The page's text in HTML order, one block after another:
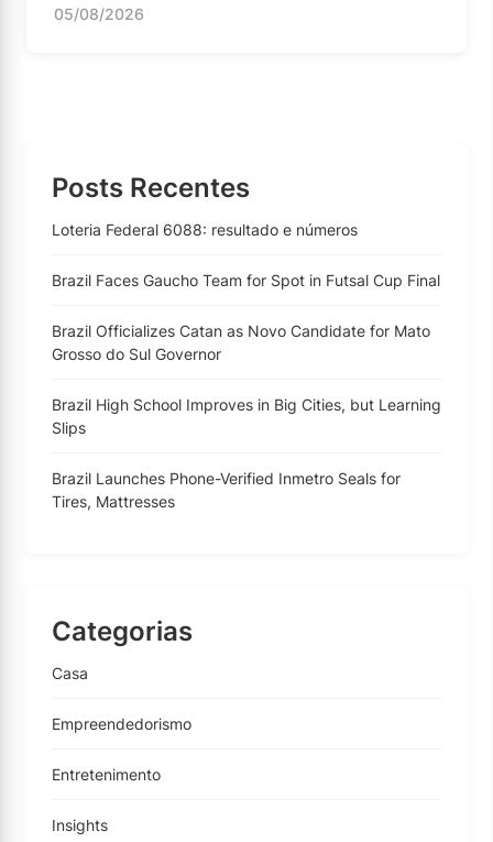
05/08/2026
Posts Recentes
Loteria Federal 6088: resultado e números
Brazil Faces Gaucho Team for Spot in Futsal Cup Final
Brazil Officializes Catan as Novo Candidate for Mato
Grosso do Sul Governor
Brazil High School Improves in Big Cities, but Learning
Slips
Brazil Launches Phone-Verified Inmetro Seals for
Tires, Mattresses
Categorias
Casa
Empreendedorismo
Entretenimento
Insights